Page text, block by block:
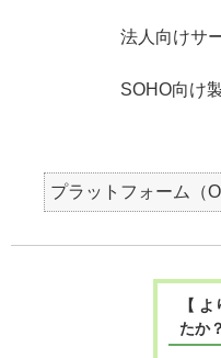
法人向けサ
SOHO向け
プラットフォーム（
【
たか？